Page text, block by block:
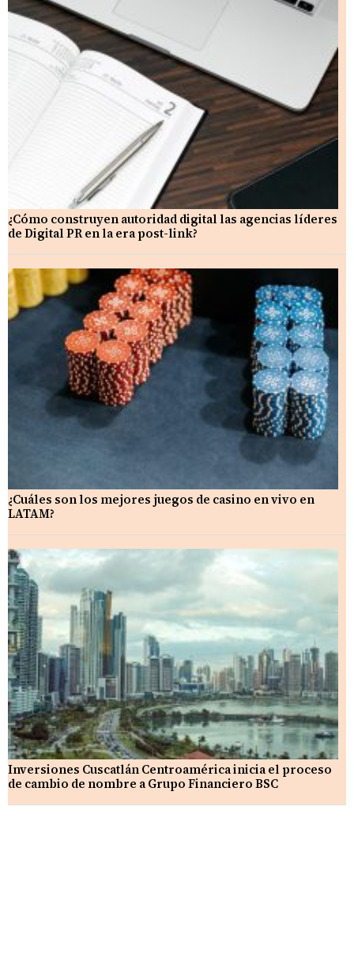
¿Cómo construyen autoridad digital las agencias líderes
de Digital PR en la era post-link?
¿Cuáles son los mejores juegos de casino en vivo en
LATAM?
Inversiones Cuscatlán Centroamérica inicia el proceso
de cambio de nombre a Grupo Financiero BSC